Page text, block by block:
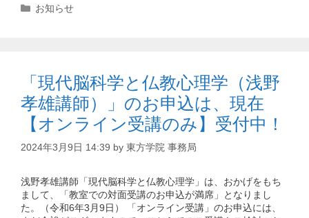
カ
お知らせ
「現代脳科学と仏教心理学（浅野
孝雄講師）」のお申込は、現在
【オンライン受講のみ】受付中！
2024年3月9日 14:39 by 東方学院 事務局
浅野孝雄講師「現代脳科学と仏教心理学」は、おかげをもち
まして、「教室での対面受講のお申込が満席」となりまし
た。（令和6年3月9日） 「オンライン受講」のお申込には、